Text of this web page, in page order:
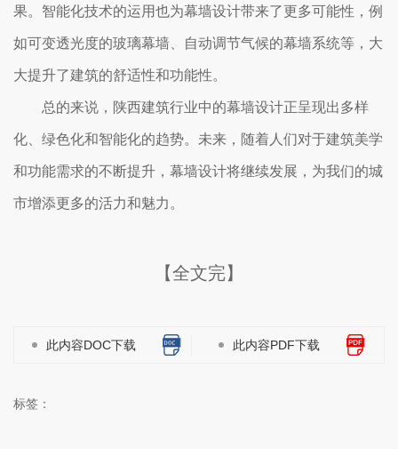
果。智能化技术的运用也为幕墙设计带来了更多可能性，例
如可变透光度的玻璃幕墙、自动调节气候的幕墙系统等，大
大提升了建筑的舒适性和功能性。
总的来说，陕西建筑行业中的幕墙设计正呈现出多样
化、绿色化和智能化的趋势。未来，随着人们对于建筑美学
和功能需求的不断提升，幕墙设计将继续发展，为我们的城
市增添更多的活力和魅力。
【全文完】
此内容DOC下载 此内容PDF下载
标签：